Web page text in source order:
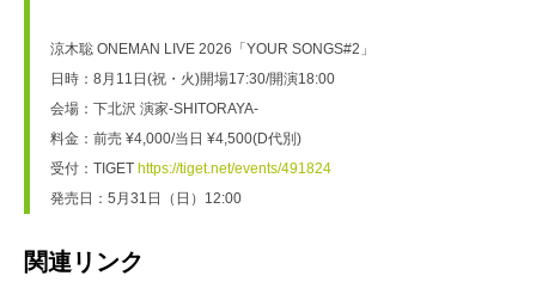
涼木聡 ONEMAN LIVE 2026「YOUR SONGS#2」
日時：8月11日(祝・火)開場17:30/開演18:00
会場：下北沢 演家-SHITORAYA-
料金：前売 ¥4,000/当日 ¥4,500(D代別)
受付：TIGET https://tiget.net/events/491824
発売日：5月31日（日）12:00
関連リンク